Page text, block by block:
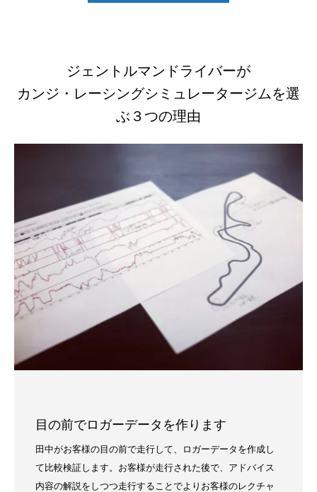
ジェントルマンドライバーが
カンジ・レーシングシミュレータージムを選
ぶ３つの理由
目の前でロガーデータを作ります
田中がお客様の目の前で走行して、ロガーデータを作成し
て比較検証します。お客様が走行された後で、アドバイス
内容の解説をしつつ走行することでよりお客様のレクチャ